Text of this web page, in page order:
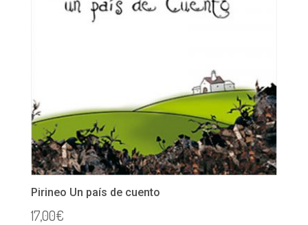
Pirineo Un país de cuento
17,00€